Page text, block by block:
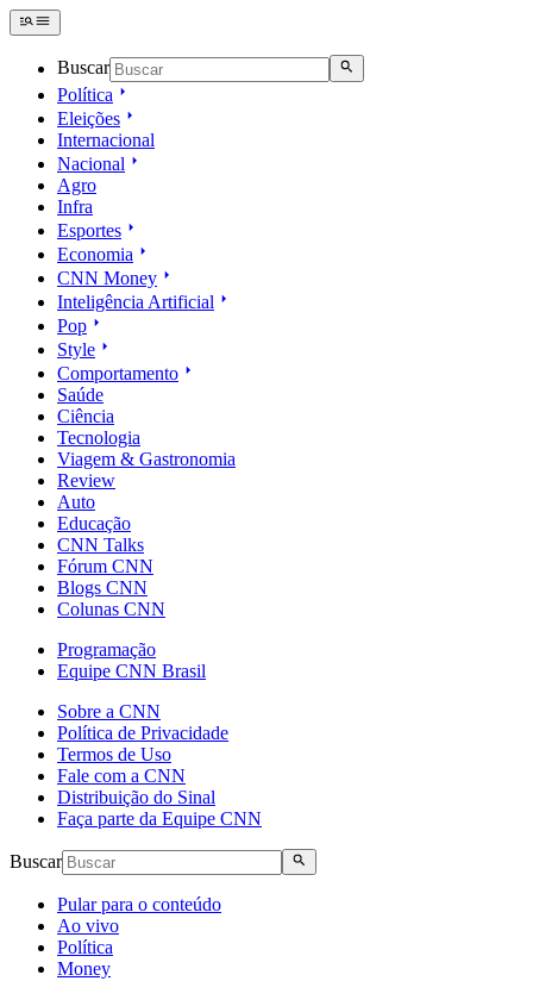
Buscar
Política
Eleições
Internacional
Nacional
Agro
Infra
Esportes
Economia
CNN Money
Inteligência Artificial
Pop
Style
Comportamento
Saúde
Ciência
Tecnologia
Viagem & Gastronomia
Review
Auto
Educação
CNN Talks
Fórum CNN
Blogs CNN
Colunas CNN
Programação
Equipe CNN Brasil
Sobre a CNN
Política de Privacidade
Termos de Uso
Fale com a CNN
Distribuição do Sinal
Faça parte da Equipe CNN
Buscar
Pular para o conteúdo
Ao vivo
Política
Money